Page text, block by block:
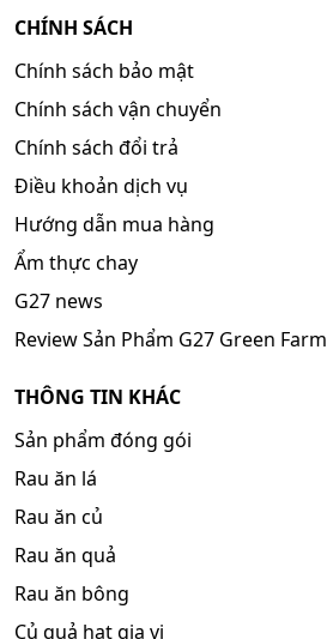
CHÍNH SÁCH
Chính sách bảo mật
Chính sách vận chuyển
Chính sách đổi trả
Điều khoản dịch vụ
Hướng dẫn mua hàng
Ẩm thực chay
G27 news
Review Sản Phẩm G27 Green Farm
THÔNG TIN KHÁC
Sản phẩm đóng gói
Rau ăn lá
Rau ăn củ
Rau ăn quả
Rau ăn bông
Củ quả hạt gia vị